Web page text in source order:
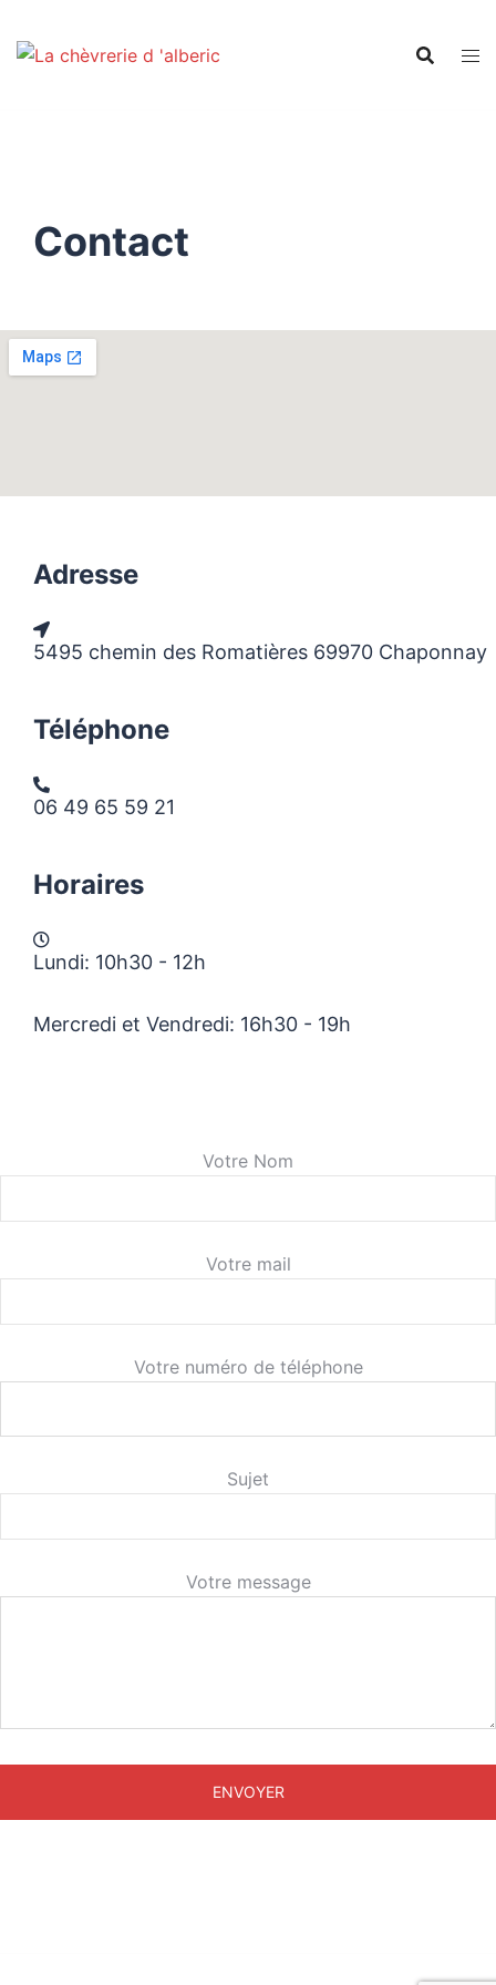
Contact
Adresse
5495 chemin des Romatières 69970 Chaponnay
Téléphone
06 49 65 59 21
Horaires
Lundi: 10h30 - 12h
Mercredi et Vendredi: 16h30 - 19h
Votre Nom
Votre mail
Votre numéro de téléphone
Sujet
Votre message